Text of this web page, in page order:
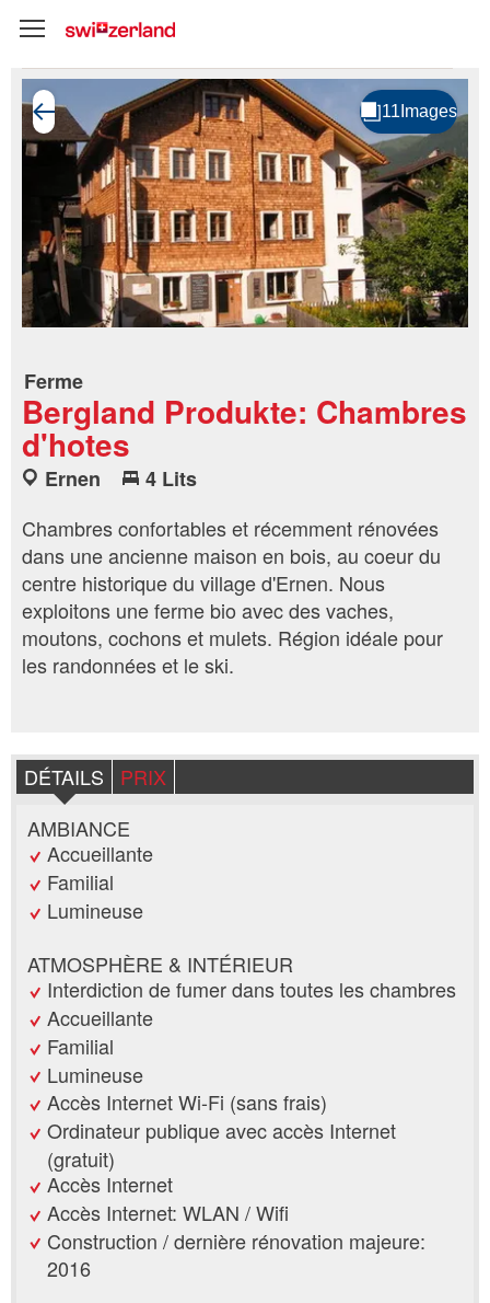
Ferme
Bergland Produkte: Chambres
d'hotes
Ernen
4 Lits
Chambres confortables et récemment rénovées
dans une ancienne maison en bois, au coeur du
centre historique du village d'Ernen. Nous
exploitons une ferme bio avec des vaches,
moutons, cochons et mulets. Région idéale pour
les randonnées et le ski.
DÉTAILS
PRIX
AMBIANCE
Accueillante
Familial
Lumineuse
ATMOSPHÈRE & INTÉRIEUR
Interdiction de fumer dans toutes les chambres
Accueillante
Familial
Lumineuse
Accès Internet Wi-Fi (sans frais)
Ordinateur publique avec accès Internet
(gratuit)
Accès Internet
Accès Internet: WLAN / Wifi
Construction / dernière rénovation majeure:
2016